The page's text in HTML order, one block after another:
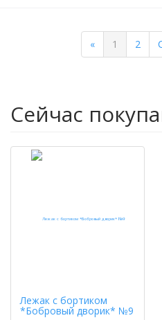
«Previous
1 2
Сейчас
Лежак с бортиком
*Бобровый дворик* №9